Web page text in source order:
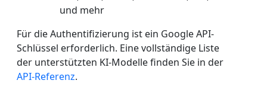
und mehr
Für die Authentifizierung ist ein Google API-
Schlüssel erforderlich. Eine vollständige Liste
der unterstützten KI-Modelle finden Sie in der
API-Referenz.